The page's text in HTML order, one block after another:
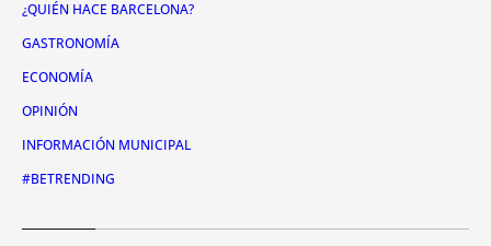
¿QUIÉN HACE BARCELONA?
GASTRONOMÍA
ECONOMÍA
OPINIÓN
INFORMACIÓN MUNICIPAL
#BETRENDING